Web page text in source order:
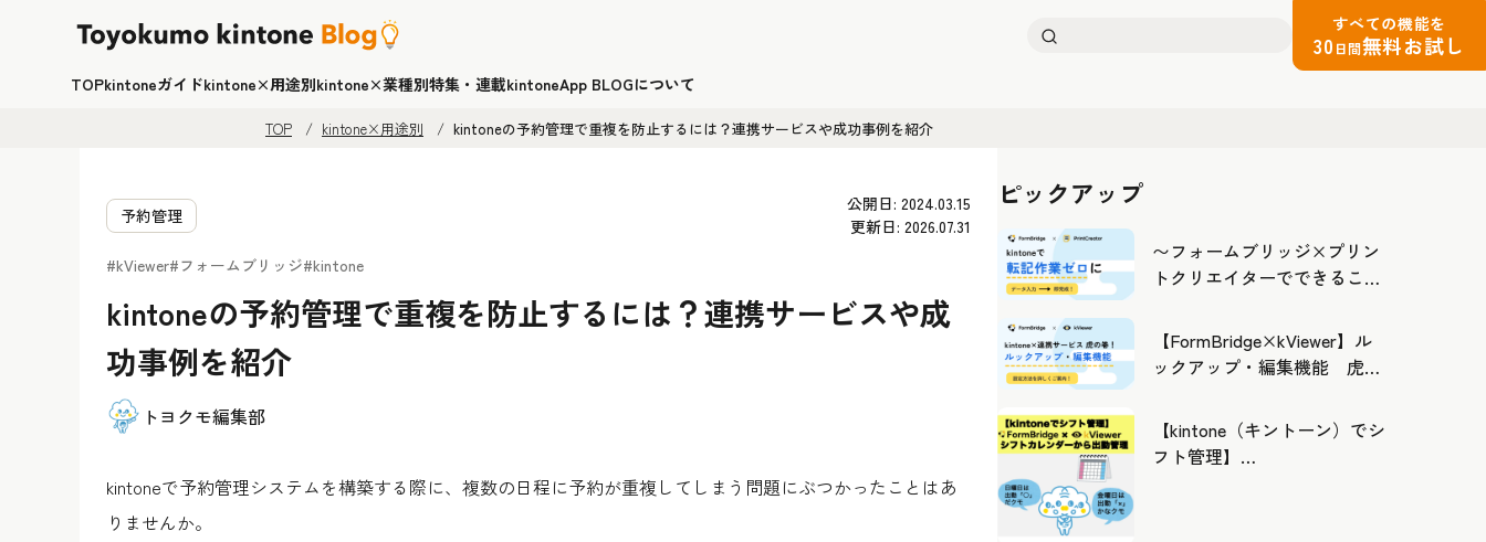
検
すべての機能を
30 日間無料お試し
TOPkintoneガイドkintone×用途別kintone×業種別特集・連載kintoneApp BLOGについて
TOP kintone×用途別 kintoneの予約管理で重複を防止するには？連携サービスや成功事例を紹介
予約管理
公開日: 2024.03.15
更新日: 2026.07.31
#kViewer#フォームブリッジ#kintone
kintoneの予約管理で重複を防止するには？連携サービスや成
功事例を紹介
トヨクモ編集部
kintoneで予約管理システムを構築する際に、複数の日程に予約が重複してしまう問題にぶつかったことはあ
りませんか。
ピックアップ
〜フォームブリッジ×プリン
トクリエイターでできるこ
よう
【FormBridge×kViewer】ル
ックアップ・編集機能 虎の
【kintone（キントーン）でシ
フト管理】